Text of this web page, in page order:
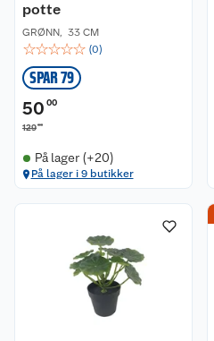
potte
GRØNN, 33 CM
☆☆☆☆☆ (0)
SPAR 79
50 00
12900
På lager (+20)
På lager i 9 butikker